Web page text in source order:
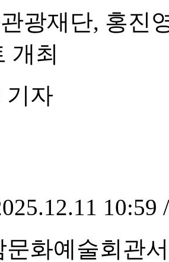
광재단, 홍진
개최
기자
10:59
문화예술회관